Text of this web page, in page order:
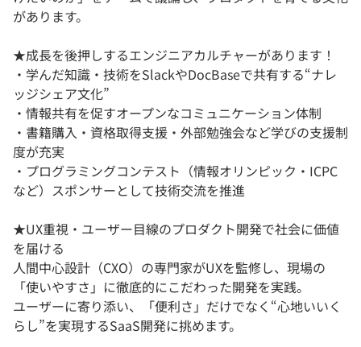
があります。
★成長を後押しするエンジニアカルチャーがあります！
・学んだ知識・技術をSlackやDocBaseで共有する“ナレ
ッジシェア文化”
・情報共有を促すオープンなコミュニケーション体制
・書籍購入・資格取得支援・外部勉強会など学びの支援制
度が充実
・プログラミングコンテスト（情報オリンピック・ICPC
など）スポンサーとして技術交流を推進
★UX重視・ユーザー目線のプロダクト開発で社会に価値
を届ける
人間中心設計（CXO）の専門家がUXを監修し、現場の
「使いやすさ」に徹底的にこだわった開発を実践。
ユーザーに寄り添い、「便利さ」だけでなく“心地いいく
らし”を実現するSaaS開発に挑めます。